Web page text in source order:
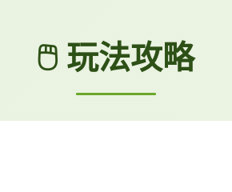
🖱️ 玩法攻略